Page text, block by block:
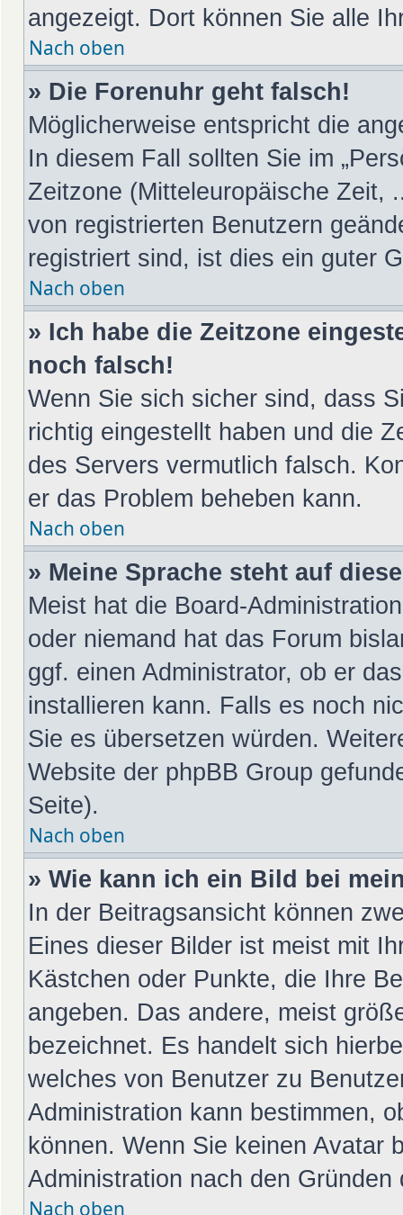
angezeigt. Dort können Sie alle
Nach oben
» Die Forenuhr geht falsch!
Möglicherweise entspricht die
In diesem Fall sollten Sie im
Zeitzone (Mitteleuropäische Zeit,
von registrierten Benutzern
registriert sind, ist dies ein guter
Nach oben
» Ich habe die Zeitzone
noch falsch!
Wenn Sie sich sicher sind, dass
richtig eingestellt haben und die
des Servers vermutlich falsch.
er das Problem beheben kann.
Nach oben
» Meine Sprache steht auf
Meist hat die Board-
oder niemand hat das Forum
ggf. einen Administrator, ob er
installieren kann. Falls es noch
Sie es übersetzen würden.
Website der phpBB Group
Seite).
Nach oben
» Wie kann ich ein Bild bei
In der Beitragsansicht können
Eines dieser Bilder ist meist mit
Kästchen oder Punkte, die Ihre
angeben. Das andere, meist
bezeichnet. Es handelt sich
welches von Benutzer zu
Administration kann bestimmen,
können. Wenn Sie keinen Avatar
Administration nach den Gründen
Nach oben